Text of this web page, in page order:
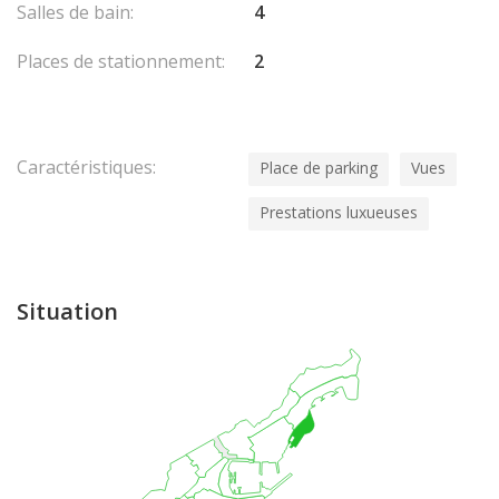
confidentialité afin de vous transmettre un dossier complet
Salles de bain:
4
Places de stationnement:
2
Caractéristiques: Place de parking Vues
Prestations luxueuses
Situation